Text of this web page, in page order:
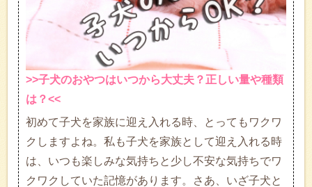
>>子犬のおやつはいつから大丈夫？正しい量や種類
は？<<
初めて子犬を家族に迎え入れる時、とってもワクワ
クしますよね。私も子犬を家族として迎え入れる時
は、いつも楽しみな気持ちと少し不安な気持ちでワ
クワクしていた記憶があります。さあ、いざ子犬と